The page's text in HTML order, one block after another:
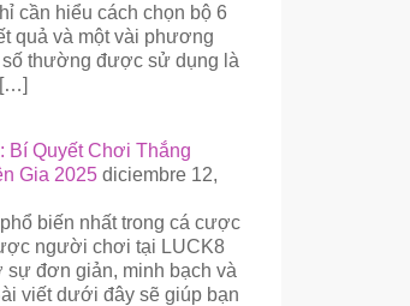
cần hiểu cách chọn bộ 6
quả và một vài phương
thường được sử dụng là
[…]
Bí Quyết Chơi Thắng
Gia 2025 diciembre 12,
biến nhất trong cá cược
người chơi tại LUCK8
sự đơn giản, minh bạch và
viết dưới đây sẽ giúp bạn